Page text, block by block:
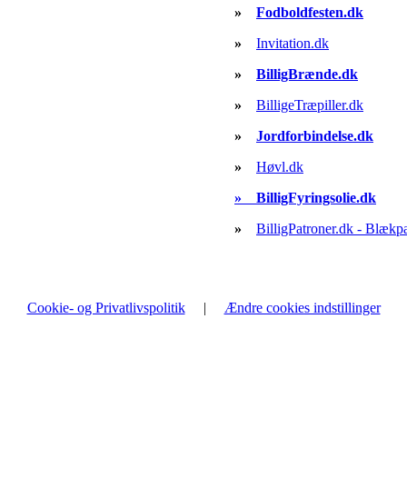
»
Fodboldfesten.dk
»
Invitation.dk
»
BilligBrænde.dk
»
BilligeTræpiller.dk
»
Jordforbindelse.dk
»
Høvl.dk
»
BilligFyringsolie.dk
»
BilligPatroner.dk -
Cookie- og Privatlivspolitik| Ændre cookies indstillinger